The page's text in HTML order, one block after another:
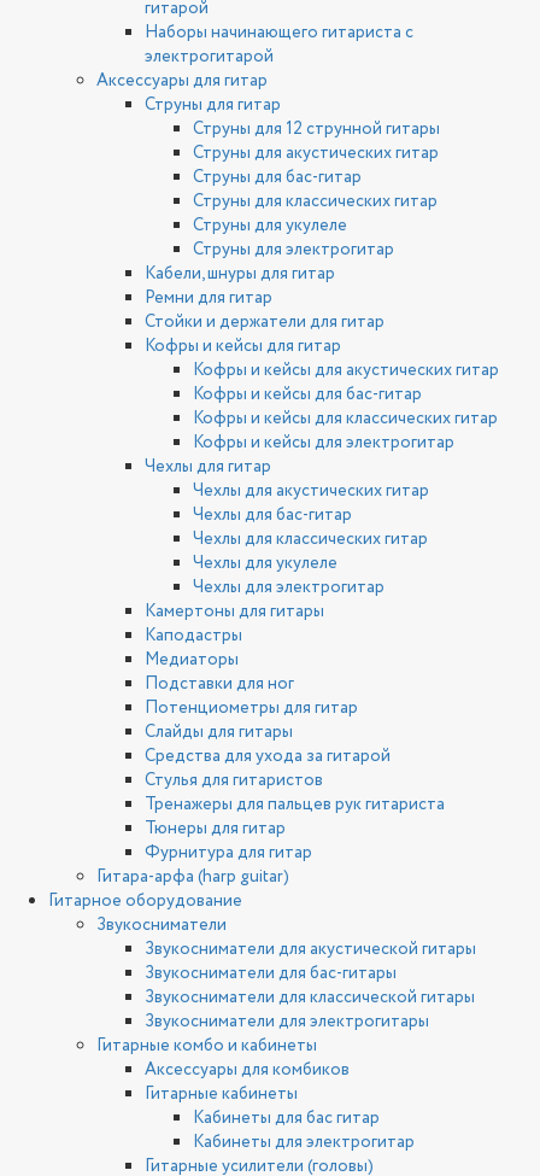
гитарой
Наборы начинающего гитариста с
электрогитарой
Аксессуары для гитар
Струны для гитар
Струны для 12 струнной гитары
Струны для акустических гитар
Струны для бас-гитар
Струны для классических гитар
Струны для укулеле
Струны для электрогитар
Кабели, шнуры для гитар
Ремни для гитар
Стойки и держатели для гитар
Кофры и кейсы для гитар
Кофры и кейсы для акустических гитар
Кофры и кейсы для бас-гитар
Кофры и кейсы для классических гитар
Кофры и кейсы для электрогитар
Чехлы для гитар
Чехлы для акустических гитар
Чехлы для бас-гитар
Чехлы для классических гитар
Чехлы для укулеле
Чехлы для электрогитар
Камертоны для гитары
Каподастры
Медиаторы
Подставки для ног
Потенциометры для гитар
Слайды для гитары
Средства для ухода за гитарой
Стулья для гитаристов
Тренажеры для пальцев рук гитариста
Тюнеры для гитар
Фурнитура для гитар
Гитара-арфа (harp guitar)
Гитарное оборудование
Звукосниматели
Звукосниматели для акустической гитары
Звукосниматели для бас-гитары
Звукосниматели для классической гитары
Звукосниматели для электрогитары
Гитарные комбо и кабинеты
Аксессуары для комбиков
Гитарные кабинеты
Кабинеты для бас гитар
Кабинеты для электрогитар
Гитарные усилители (головы)